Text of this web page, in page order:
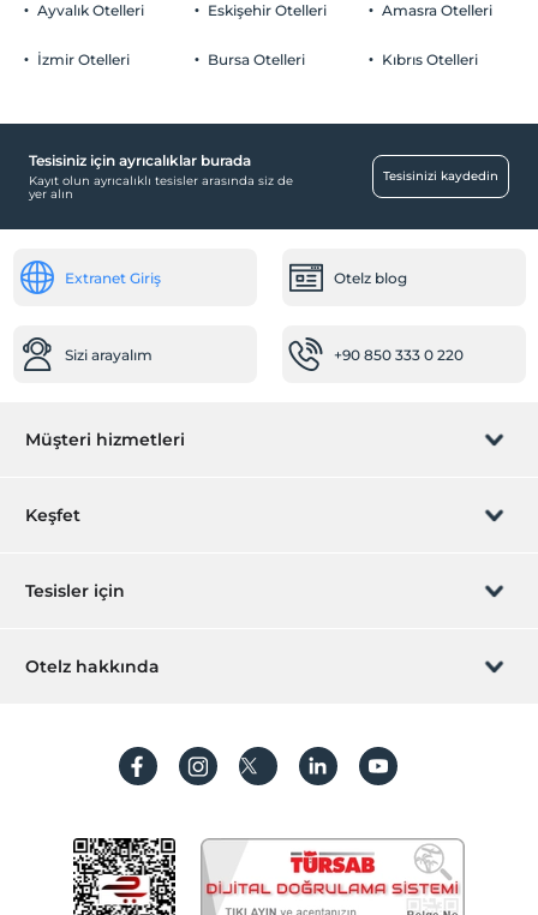
Ayvalık Otelleri
İzmir Otelleri
Eskişehir Otelleri
Bursa Otelleri
Amasra Otelleri
Kıbrıs Otelleri
Tesisiniz için ayrıcalıklar burada
Kayıt olun ayrıcalıklı tesisler arasında siz de
yer alın
Tesisinizi kaydedin
Extranet Giriş Otelz blog
Sizi arayalım +90 850 333 0 220
Müşteri hizmetleri
Rezervasyon yönet
Sıkça sorulan sorular
İşlem rehberi
Keşfet
Hediye Kart
Hesap oluştur
Tesisler için
Hemen tesisinizi ekleyin
Otelz hakkında
Koşullar ve şartlar